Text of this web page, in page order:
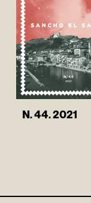
N. 44. 2021